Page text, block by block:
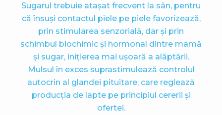
Sugarul trebuie atașat frecvent la sân, pentru
că însuși contactul piele pe piele favorizează,
prin stimularea senzorială, dar și prin
schimbul biochimic și hormonal dintre mamă
și sugar, inițierea mai ușoară a alăptării.
Mulsul în exces suprastimulează controlul
autocrin al glandei pituitare, care reglează
producția de lapte pe principiul cererii și
ofertei.